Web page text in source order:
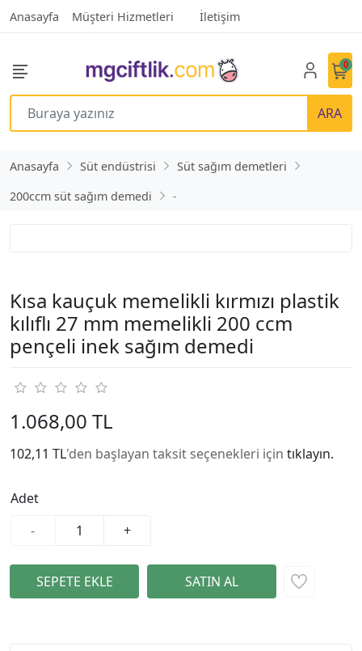
Anasayfa Müşteri Hizmetleri İletişim
ARA
0
Anasayfa Süt endüstrisi
Süt sağım demetleri
200ccm süt sağım demedi
-
Kısa kauçuk memelikli kırmızı plastik
kılıflı 27 mm memelikli 200 ccm
pençeli inek sağım demedi
1.068,00 TL
102,11 TL'den başlayan taksit seçenekleri için tıklayın.
Adet
-
+